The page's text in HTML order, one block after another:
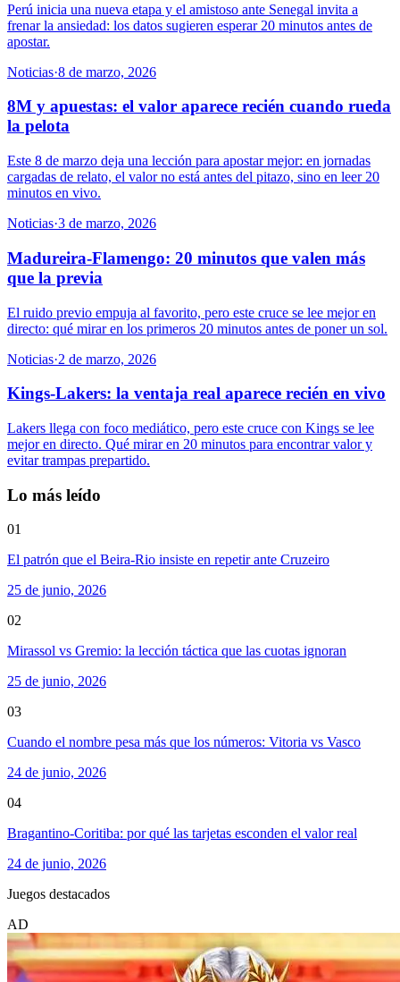
Perú inicia una nueva etapa y el amistoso ante Senegal invita a
frenar la ansiedad: los datos sugieren esperar 20 minutos antes de
apostar.
Noticias·8 de marzo, 2026
8M y apuestas: el valor aparece recién cuando rueda
la pelota
Este 8 de marzo deja una lección para apostar mejor: en jornadas
cargadas de relato, el valor no está antes del pitazo, sino en leer 20
minutos en vivo.
Noticias·3 de marzo, 2026
Madureira-Flamengo: 20 minutos que valen más
que la previa
El ruido previo empuja al favorito, pero este cruce se lee mejor en
directo: qué mirar en los primeros 20 minutos antes de poner un sol.
Noticias·2 de marzo, 2026
Kings-Lakers: la ventaja real aparece recién en vivo
Lakers llega con foco mediático, pero este cruce con Kings se lee
mejor en directo. Qué mirar en 20 minutos para encontrar valor y
evitar trampas prepartido.
Lo más leído
01
El patrón que el Beira-Rio insiste en repetir ante Cruzeiro
25 de junio, 2026
02
Mirassol vs Gremio: la lección táctica que las cuotas ignoran
25 de junio, 2026
03
Cuando el nombre pesa más que los números: Vitoria vs Vasco
24 de junio, 2026
04
Bragantino-Coritiba: por qué las tarjetas esconden el valor real
24 de junio, 2026
Juegos destacados
AD